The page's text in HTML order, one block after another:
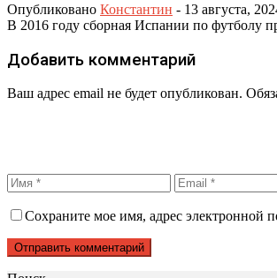
Опубликовано Константин - 13 августа,
В 2016 году сборная Испании по футболу
Добавить комментарий
Ваш адрес email не будет опубликован.
Сохраните мое имя, адрес электронной